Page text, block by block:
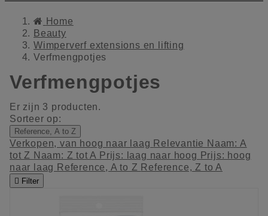
Home
Beauty
Wimperverf extensions en lifting
Verfmengpotjes
Verfmengpotjes
Er zijn 3 producten.
Sorteer op:
Reference, A to Z
Verkopen, van hoog naar laag Relevantie Naam: A
tot Z Naam: Z tot A Prijs: laag naar hoog Prijs: hoog
naar laag Reference, A to Z Reference, Z to A
 Filter